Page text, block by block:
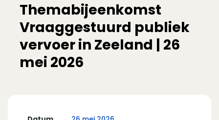
Themabijeenkomst
Vraaggestuurd publiek
vervoer in Zeeland | 26
mei 2026